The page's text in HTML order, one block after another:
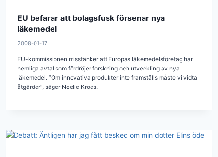
EU befarar att bolagsfusk försenar nya
läkemedel
2008-01-17
EU-kommissionen misstänker att Europas läkemedelsföretag har
hemliga avtal som fördröjer forskning och utveckling av nya
läkemedel. ”Om innovativa produkter inte framställs måste vi vidta
åtgärder”, säger Neelie Kroes.